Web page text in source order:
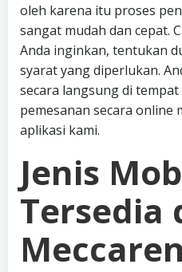
oleh karena itu proses
sangat mudah dan cepat.
Anda inginkan, tentukan
syarat yang diperlukan.
secara langsung di
pemesanan secara online
aplikasi kami.
Jenis
Tersedia